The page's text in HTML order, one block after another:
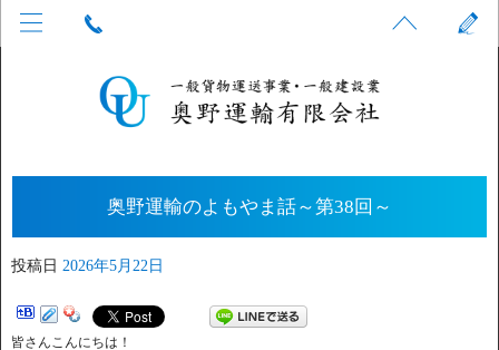
奥野運輸のよもやま話～第38回～
投稿日 2026年5月22日
皆さんこんにちは！